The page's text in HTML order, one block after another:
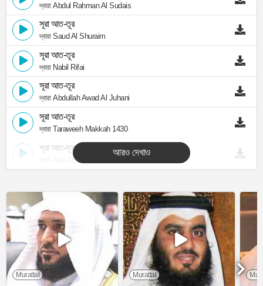
দ্বারা Abdul Rahman Al Sudais
সূরা আত-তূর
দ্বারা Saud Al Shuraim
সূরা আত-তূর
দ্বারা Nabil Rifai
সূরা আত-তূর
দ্বারা Abdullah Awad Al Juhani
সূরা আত-তূর
দ্বারা Taraweeh Makkah 1430
সূরা আত-তূর
দ্বারা Abu Abdullah Al Mudhaffar
আরও দেখাও
Murattal Murattal